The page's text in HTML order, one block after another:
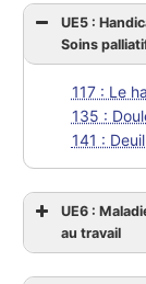
UE5 :
Soins
117 : Le
135 :
141 :
UE6 :
au travail